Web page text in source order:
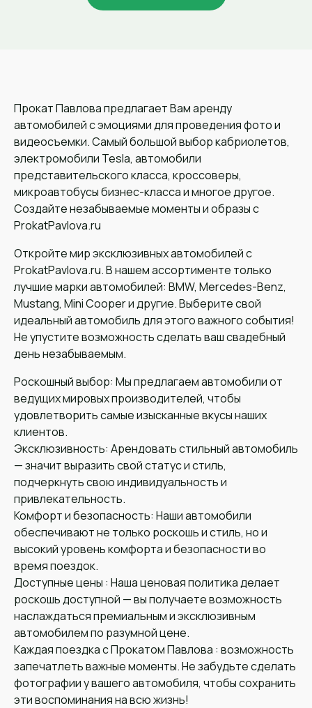
Прокат Павлова предлагает Вам аренду
автомобилей с эмоциями для проведения фото и
видеосъемки. Самый большой выбор кабриолетов,
электромобили Tesla, автомобили
представительского класса, кроссоверы,
микроавтобусы бизнес-класса и многое другое.
Создайте незабываемые моменты и образы с
ProkatPavlova.ru
Откройте мир эксклюзивных автомобилей с
ProkatPavlova.ru. В нашем ассортименте только
лучшие марки автомобилей: BMW, Mercedes-Benz,
Mustang, Mini Cooper и другие. Выберите свой
идеальный автомобиль для этого важного события!
Не упустите возможность сделать ваш свадебный
день незабываемым.
Роскошный выбор: Мы предлагаем автомобили от
ведущих мировых производителей, чтобы
удовлетворить самые изысканные вкусы наших
клиентов.
Эксклюзивность: Арендовать стильный автомобиль
— значит выразить свой статус и стиль,
подчеркнуть свою индивидуальность и
привлекательность.
Комфорт и безопасность: Наши автомобили
обеспечивают не только роскошь и стиль, но и
высокий уровень комфорта и безопасности во
время поездок.
Доступные цены : Наша ценовая политика делает
роскошь доступной — вы получаете возможность
наслаждаться премиальным и эксклюзивным
автомобилем по разумной цене.
Каждая поездка с Прокатом Павлова : возможность
запечатлеть важные моменты. Не забудьте сделать
фотографии у вашего автомобиля, чтобы сохранить
эти воспоминания на всю жизнь!